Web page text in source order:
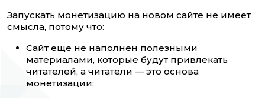
Запускать монетизацию на новом сайте не имеет
смысла, потому что:
Сайт еще не наполнен полезными
материалами, которые будут привлекать
читателей, а читатели — это основа
монетизации;